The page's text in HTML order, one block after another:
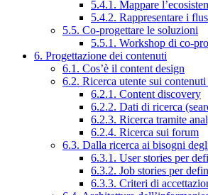
5.4.1. Mappare
5.4.2. Rappresentare i
5.5. Co-progettare le soluzioni
5.5.1. Workshop di co-
6. Progettazione dei contenuti
6.1. Cos’è il content design
6.2. Ricerca utente sui
6.2.1. Content discovery
6.2.2. Dati di ricerca
6.2.3. Ricerca tramite
6.2.4. Ricerca sui forum
6.3. Dalla ricerca ai bisogni
6.3.1. User stories per
6.3.2. Job stories per
6.3.3. Criteri di